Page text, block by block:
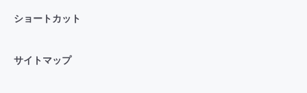
ショートカット
サイトマップ